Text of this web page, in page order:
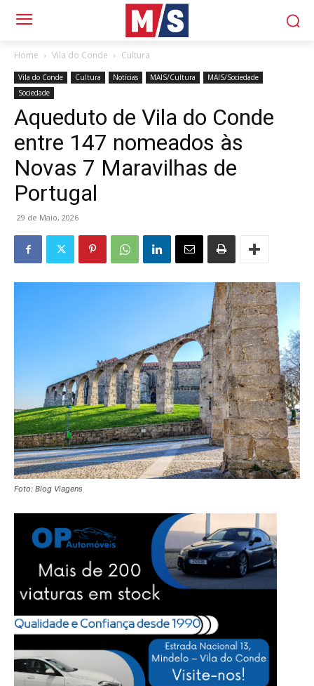
Home Vila do Conde Cultura
Vila do Conde Cultura Notícias MAIS/Cultura
MAIS/Sociedade
Sociedade
Aqueduto de Vila do Conde
entre 147 nomeados às
Novas 7 Maravilhas de
Portugal
29 de Maio, 2026
Foto: Blog Viagens